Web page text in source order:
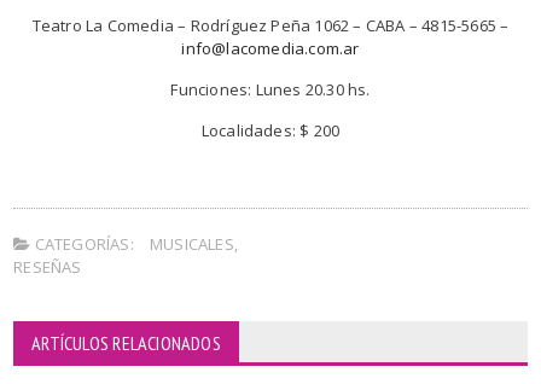
Teatro La Comedia – Rodríguez Peña 1062 – CABA – 4815-5665 –
info@lacomedia.com.ar
Funciones: Lunes 20.30 hs.
Localidades: $ 200
CATEGORÍAS: MUSICALES,
RESEÑAS
ARTÍCULOS RELACIONADOS